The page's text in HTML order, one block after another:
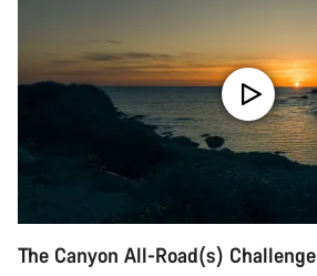
The Canyon All-Road(s) Challenge